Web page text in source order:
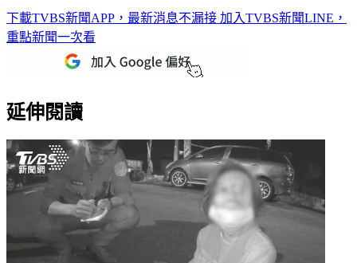
下載TVBS新聞APP，最新消息不漏接 加入TVBS新聞LINE，
重點新聞一次看
延伸閱讀